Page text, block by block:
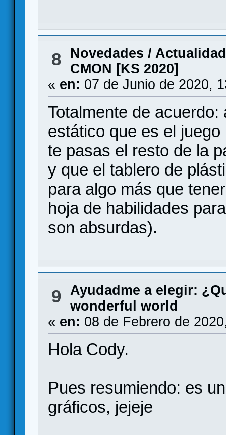
8
Novedades / Actualidad
CMON [KS 2020]
« en: 07 de Junio de 2020,
Totalmente de
estático que es el
te pasas el resto de la
y que el tablero de
para algo más que
hoja de habilidades
son absurdas).
9
Ayudadme a elegir:
wonderful world
« en: 08 de Febrero de
Hola Cody.
Pues resumiendo: es
gráficos, jejeje